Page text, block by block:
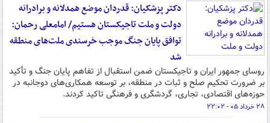
دکتر پزشکیان: قدردان موضع همدلانه و برادرانه
دولت و ملت تاجیکستان هستیم/ امامعلی رحمان:
توافق پایان جنگ موجب خرسندی ملت‌های منطقه
شد
روسای جمهور ایران و تاجیکستان ضمن استقبال از تفاهم پایان جنگ و تأکید
بر ضرورت تحکیم صلح و ثبات در منطقه، بر توسعه همکاری‌های دوجانبه در
حوزه‌های اقتصادی، تجاری، گردشگری و فرهنگی تاکید کردند.
۲۸ خرداد ۰۵ - ۲۲:۰۲